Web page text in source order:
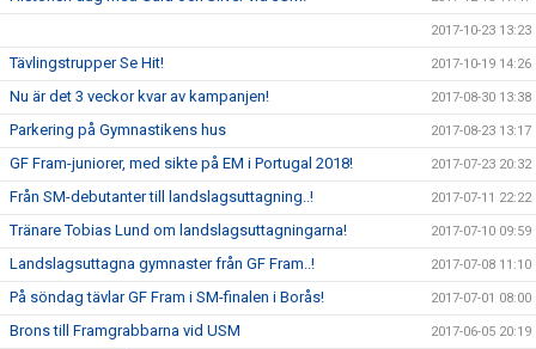
2017-10-23 13:23
Tävlingstrupper Se Hit! 2017-10-19 14:26
Nu är det 3 veckor kvar av kampanjen! 2017-08-30 13:38
Parkering på Gymnastikens hus 2017-08-23 13:17
GF Fram-juniorer, med sikte på EM i Portugal 2018! 2017-07-23 20:32
Från SM-debutanter till landslagsuttagning..! 2017-07-11 22:22
Tränare Tobias Lund om landslagsuttagningarna! 2017-07-10 09:59
Landslagsuttagna gymnaster från GF Fram..! 2017-07-08 11:10
På söndag tävlar GF Fram i SM-finalen i Borås! 2017-07-01 08:00
Brons till Framgrabbarna vid USM 2017-06-05 20:19